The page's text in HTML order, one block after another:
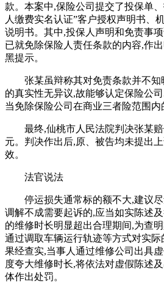
款。本案中,保险公司提交了投保单
人缴费实名认证”客户授权声明书、
说明书。其中,投保人声明和免责事
已就免除保险人责任条款的内容,作
黑提示。
张某虽辩称其对免责条款并不知
的真实性无异议,故能够认定保险公
当免除保险公司在商业三者险范围内
最终,仙桃市人民法院判决张某
元。判决作出后,原、被告均未提出
效。
法官说法
停运损失通常标的额不大,建议
调解不成需要起诉的,应当如实陈述
的维修时长明显超出合理期间,为查
通过调取车辆运行轨迹等方式对实
果经查实,当事人通过维修公司出具
度夸大维修时长,将依法对虚假陈述
体作出处罚。